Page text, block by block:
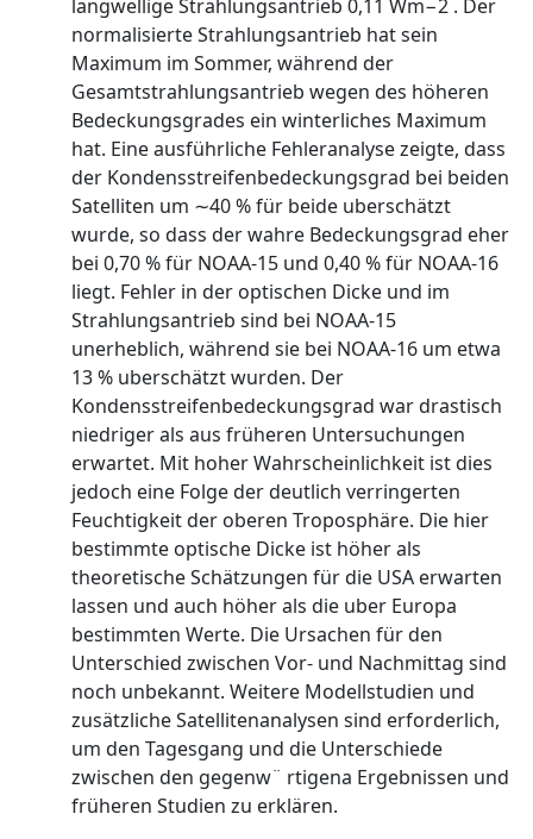
langwellige Strahlungsantrieb 0,11 Wm−2 . Der
normalisierte Strahlungsantrieb hat sein
Maximum im Sommer, während der
Gesamtstrahlungsantrieb wegen des höheren
Bedeckungsgrades ein winterliches Maximum
hat. Eine ausführliche Fehleranalyse zeigte, dass
der Kondensstreifenbedeckungsgrad bei beiden
Satelliten um ∼40 % für beide uberschätzt
wurde, so dass der wahre Bedeckungsgrad eher
bei 0,70 % für NOAA-15 und 0,40 % für NOAA-16
liegt. Fehler in der optischen Dicke und im
Strahlungsantrieb sind bei NOAA-15
unerheblich, während sie bei NOAA-16 um etwa
13 % uberschätzt wurden. Der
Kondensstreifenbedeckungsgrad war drastisch
niedriger als aus früheren Untersuchungen
erwartet. Mit hoher Wahrscheinlichkeit ist dies
jedoch eine Folge der deutlich verringerten
Feuchtigkeit der oberen Troposphäre. Die hier
bestimmte optische Dicke ist höher als
theoretische Schätzungen für die USA erwarten
lassen und auch höher als die uber Europa
bestimmten Werte. Die Ursachen für den
Unterschied zwischen Vor- und Nachmittag sind
noch unbekannt. Weitere Modellstudien und
zusätzliche Satellitenanalysen sind erforderlich,
um den Tagesgang und die Unterschiede
zwischen den gegenw¨ rtigena Ergebnissen und
früheren Studien zu erklären.